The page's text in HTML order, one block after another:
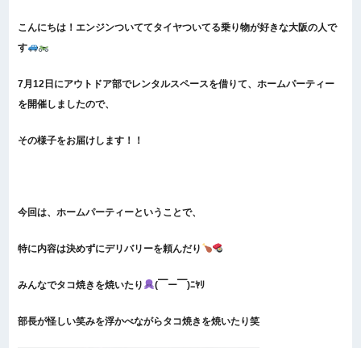
こんにちは！エンジンついててタイヤついてる乗り物が好きな大阪の人で
す
7月12日にアウトドア部でレンタルスペースを借りて、ホームパーティー
を開催しましたので、
その様子をお届けします！！
今回は、ホームパーティーということで、
特に内容は決めずにデリバリーを頼んだり
みんなでタコ焼きを焼いたり (￣ー￣)ﾆﾔﾘ
部長が怪しい笑みを浮かべながらタコ焼きを焼いたり笑